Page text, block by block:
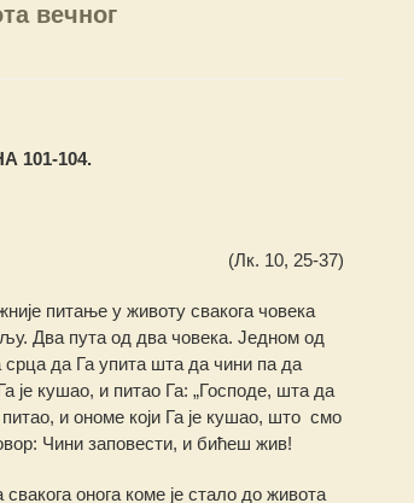
вечног
101-104.
(Лк. 10, 25-37)
питање у животу свакога човека
Два пута од два човека. Једном од
срца да Га упита шта да чини па да
је кушао, и питао Га: „Господе, шта да
и ономе који Га је кушао, што смо
Чини заповести, и бићеш жив!
онога коме је стало до живота